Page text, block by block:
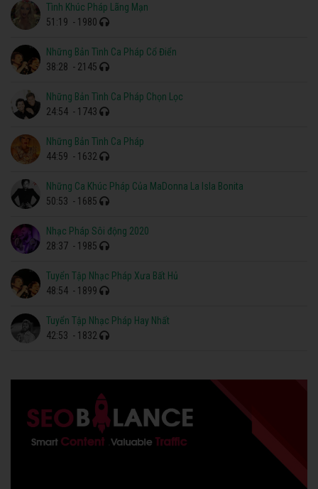
Tình Khúc Pháp Lãng Mạn
51:19 - 1980
Những Bản Tình Ca Pháp Cổ Điển
38:28 - 2145
Những Bản Tình Ca Pháp Chọn Lọc
24:54 - 1743
Những Bản Tình Ca Pháp
44:59 - 1632
Những Ca Khúc Pháp Của MaDonna La Isla Bonita
50:53 - 1685
Nhạc Pháp Sôi động 2020
28:37 - 1985
Tuyển Tập Nhạc Pháp Xưa Bất Hủ
48:54 - 1899
Tuyển Tập Nhạc Pháp Hay Nhất
42:53 - 1832